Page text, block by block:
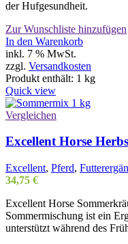
der Hufgesundheit.
Zur Wunschliste hinzufügen
In den Warenkorb
inkl. 7 % MwSt.
zzgl. Versandkosten
Produkt enthält: 1 kg
Quick view
Vergleichen
Excellent Horse
Excellent, Pferd,
34,75 €
Excellent Horse
Sommermischung ist ein
unterstützt während des